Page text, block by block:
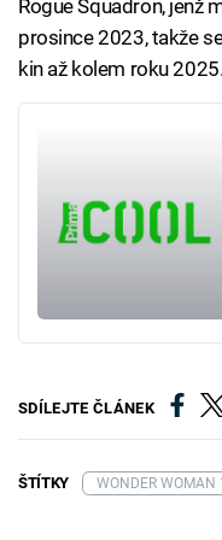
Rogue Squadron, jenž
prosince 2023, takže
kin až kolem roku 2025.
SDÍLEJTE ČLÁNEK
ŠTÍTKY WONDER WOMAN